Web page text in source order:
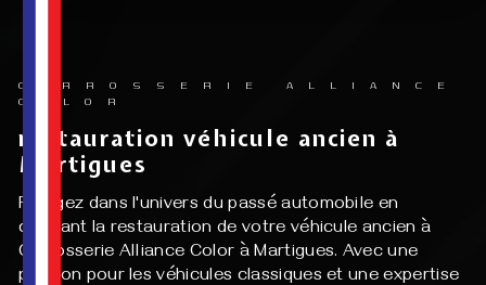
CARROSSERIE ALLIANCE
COLOR
restauration véhicule ancien à
Martigues
Plongez dans l'univers du passé automobile en
confiant la restauration de votre véhicule ancien à
Carrosserie Alliance Color à Martigues. Avec une
passion pour les véhicules classiques et une expertise